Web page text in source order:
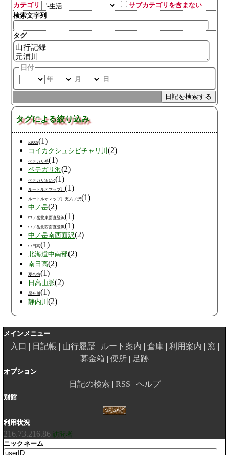
カテゴリ
サブカテゴリを含まない
検索文字列
タグ
日付
年
月 日
タグによる絞り込み
F2008(1)
コイカクシュシビチャリ川 (2)
ペテガリ岳(1)
ペテガリ沢(2)
ペテガリ沢C沢(1)
ルートルオマップ川(1)
ルートルオマップ川支六ノ沢(1)
中ノ岳(2)
中ノ岳北東面直登沢(1)
中ノ岳北西面直登沢(1)
中ノ岳南西面沢(2)
中日高(1)
北海道中南部(2)
南日高(2)
夏合宿(1)
日高山脈(2)
歴舟川(1)
静内川 (2)
メインメニュー
入口 日記帳 山行履歴 ルート案内 倉庫 利用案内
窓
募金箱
便所 足跡
オプション
日記の検索 RSS ヘルプ
別館
利用状況
216.73.216.86 訪問者
ニックネーム